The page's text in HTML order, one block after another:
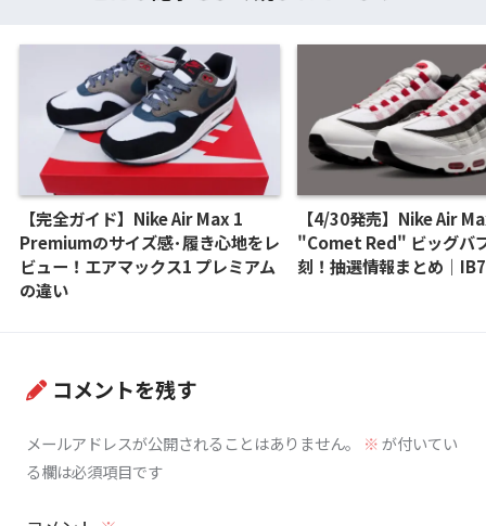
【完全ガイド】Nike Air Max 1
Premiumのサイズ感･履き心地をレ
ビュー！エアマックス1 プレミアム
の違い
【4/30発売】Nike Air
"Comet Red" ビッグバ
刻！抽選情報まとめ｜
コメントを残す
メールアドレスが公開されることはありません。 ※が付いてい
る欄は必須項目です